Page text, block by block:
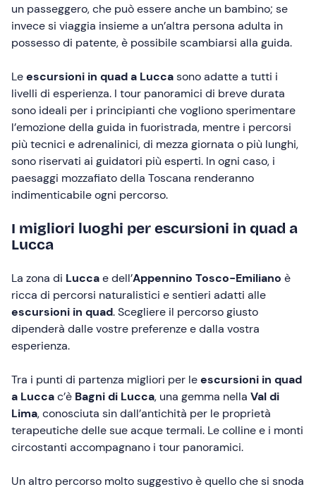
un passeggero, che può essere anche un bambino; se
invece si viaggia insieme a un’altra persona adulta in
possesso di patente, è possibile scambiarsi alla guida.
Leescursioni in quad a Luccasono adatte a tutti i
livelli di esperienza. I tour panoramici di breve durata
sono ideali per i principianti che vogliono sperimentare
l’emozione della guida in fuoristrada, mentre i percorsi
più tecnici e adrenalinici, di mezza giornata o più lunghi,
sono riservati ai guidatori più esperti. In ogni caso, i
paesaggi mozzafiato della Toscana renderanno
indimenticabile ogni percorso.
I migliori luoghi per escursioni in quad a
Lucca
La zona di Luccae dell’Appennino Tosco-Emiliano è
ricca di percorsi naturalistici e sentieri adatti alle
escursioni in quad. Scegliere il percorso giusto
dipenderà dalle vostre preferenze e dalla vostra
esperienza.
Tra i punti di partenza migliori per leescursioni in quad
a Luccac’è Bagni di Lucca, una gemma nella Val di
Lima, conosciuta sin dall’antichità per le proprietà
terapeutiche delle sue acque termali. Le colline e i monti
circostanti accompagnano i tour panoramici.
Un altro percorso molto suggestivo è quello che si snoda